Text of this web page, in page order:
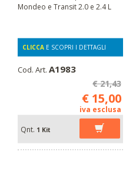
Mondeo e Transit 2.0 e 2.4 L
CLICCA E SCOPRI I DETTAGLI
Cod. Art. A1983
€ 21,43
€ 15,00
iva esclusa
Qnt. 1 Kit